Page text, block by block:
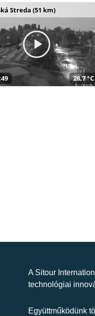
Streda (51 km)
28,7 °C
A Sitour
technológiai
Együttműködünk